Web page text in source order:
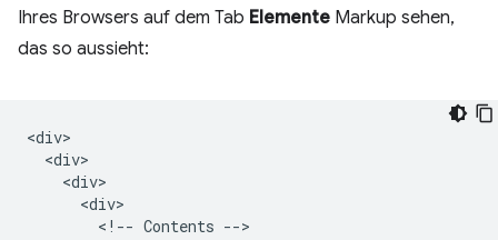
Ihres Browsers auf dem Tab Elemente Markup sehen,
das so aussieht:
<div>
  <div>
    <div>
      <div>
        <!-- Contents -->